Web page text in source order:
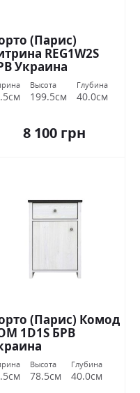
(Парис)
REG1W2S
Украина
Высота
199.5см
Глубина
40.0см
8 100 грн
(Парис) Комод
1D1S БРВ
Высота
78.5см
Глубина
40.0см